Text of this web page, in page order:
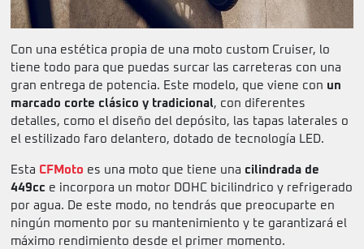
Con una estética propia de una moto custom Cruiser, lo
tiene todo para que puedas surcar las carreteras con una
gran entrega de potencia. Este modelo, que viene con un
marcado corte clásico y tradicional, con diferentes
detalles, como el diseño del depósito, las tapas laterales o
el estilizado faro delantero, dotado de tecnología LED.
Esta CFMoto es una moto que tiene una cilindrada de
449cc e incorpora un motor DOHC bicilindrico y refrigerado
por agua. De este modo, no tendrás que preocuparte en
ningún momento por su mantenimiento y te garantizará el
máximo rendimiento desde el primer momento.